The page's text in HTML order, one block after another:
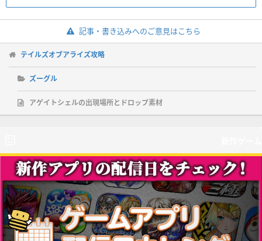
記事・書き込みへのご意見はこちら
テイルズオブアライズ攻略
ズーグル
アゲイトシェルの出現場所とドロップ素材